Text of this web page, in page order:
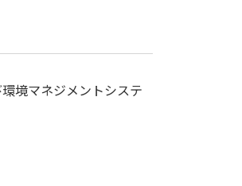
境マネジメントシステ